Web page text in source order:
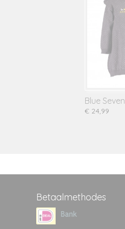
Blue Seven
€ 24,99
Betaalmethodes